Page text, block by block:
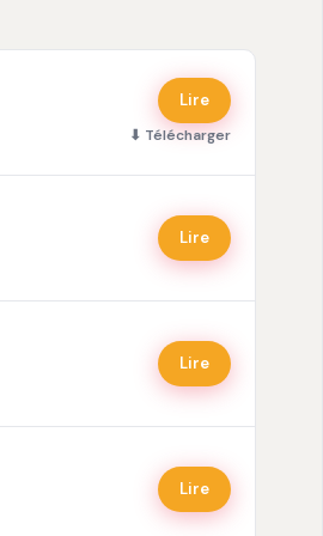
Lire
⬇ Télécharger
Lire
Lire
Lire